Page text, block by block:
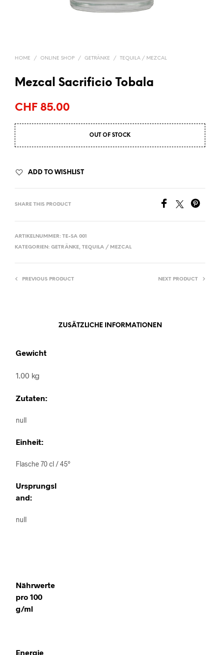
HOME / ONLINE SHOP / GETRÄNKE / TEQUILA / MEZCAL
Mezcal Sacrificio Tobala
CHF 85.00
OUT OF STOCK
ADD TO WISHLIST
SHARE THIS PRODUCT
ARTIKELNUMMER: TE-SA 001
KATEGORIEN: GETRÄNKE, TEQUILA / MEZCAL
PREVIOUS PRODUCT NEXT PRODUCT
ZUSÄTZLICHE INFORMATIONEN
Gewicht
1.00 kg
Zutaten:
null
Einheit:
Flasche 70 cl / 45°
Ursprungsl
and:
null
Nährwerte
pro 100
g/ml
Energie